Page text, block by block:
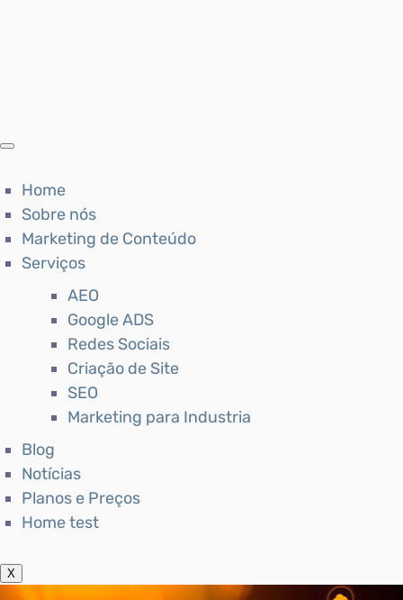
Home
Sobre nós
Marketing de Conteúdo
Serviços
AEO
Google ADS
Redes Sociais
Criação de Site
SEO
Marketing para Industria
Blog
Notícias
Planos e Preços
Home test
X